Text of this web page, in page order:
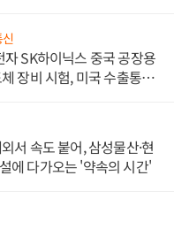
SK하이닉스 중국 공장용
장비 시험, 미국 수출통제
서 속도 붙어, 삼성물산·현
에 다가오는 '약속의 시간'